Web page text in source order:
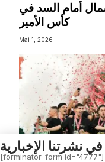
أمام السد في
كأس الأمير
Mai 1, 2026
[forminator_form id="4777"]